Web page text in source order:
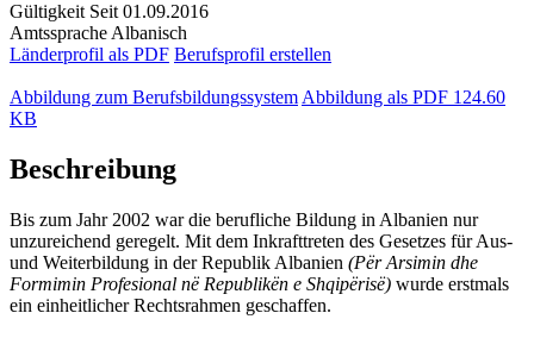
Gültigkeit Seit 01.09.2016
Amtssprache Albanisch
Länderprofil als PDF Berufsprofil erstellen
Abbildung zum Berufsbildungssystem Abbildung als PDF 124.60
KB
Beschreibung
Bis zum Jahr 2002 war die berufliche Bildung in Albanien nur
unzureichend geregelt. Mit dem Inkrafttreten des Gesetzes für Aus-
und Weiterbildung in der Republik Albanien (Për Arsimin dhe
Formimin Profesional në Republikën e Shqipërisë) wurde erstmals
ein einheitlicher Rechtsrahmen geschaffen.